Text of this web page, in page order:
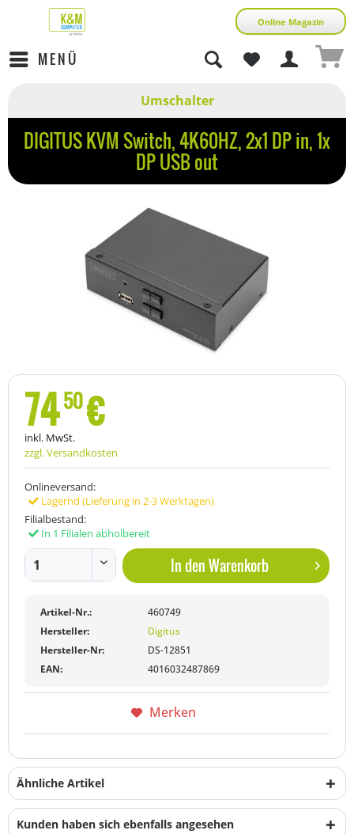
Online Magazin
MENÜ
Umschalter
DIGITUS KVM Switch, 4K60HZ, 2x1 DP in, 1x
DP USB out
7450€
inkl. MwSt.
zzgl. Versandkosten
Onlineversand:
Lagernd (Lieferung in 2-3 Werktagen)
Filialbestand:
In 1 Filialen abholbereit
In denWarenkorb
Artikel-Nr.:
460749
Hersteller:
Digitus
Hersteller-Nr:
DS-12851
EAN:
4016032487869
Merken
Ähnliche Artikel
Kunden haben sich ebenfalls angesehen